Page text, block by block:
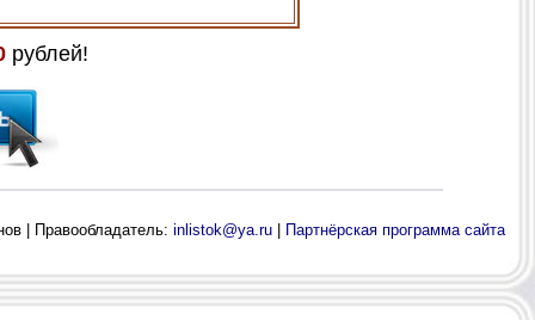
рублей!
| Правообладатель: inlistok@ya.ru Партнёрская программа сайта